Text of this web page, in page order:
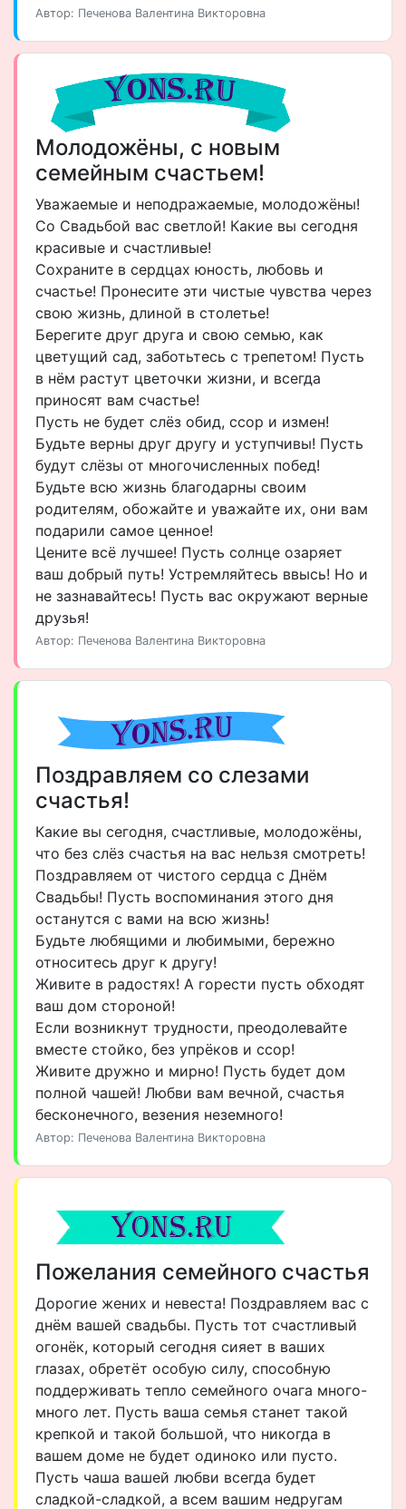
Автор: Печенова Валентина Викторовна
Молодожёны, с новым
семейным счастьем!
Уважаемые и неподражаемые, молодожёны!
Со Свадьбой вас светлой! Какие вы сегодня
красивые и счастливые!
Сохраните в сердцах юность, любовь и
счастье! Пронесите эти чистые чувства через
свою жизнь, длиной в столетье!
Берегите друг друга и свою семью, как
цветущий сад, заботьтесь с трепетом! Пусть
в нём растут цветочки жизни, и всегда
приносят вам счастье!
Пусть не будет слёз обид, ссор и измен!
Будьте верны друг другу и уступчивы! Пусть
будут слёзы от многочисленных побед!
Будьте всю жизнь благодарны своим
родителям, обожайте и уважайте их, они вам
подарили самое ценное!
Цените всё лучшее! Пусть солнце озаряет
ваш добрый путь! Устремляйтесь ввысь! Но и
не зазнавайтесь! Пусть вас окружают верные
друзья!
Автор: Печенова Валентина Викторовна
Поздравляем со слезами
счастья!
Какие вы сегодня, счастливые, молодожёны,
что без слёз счастья на вас нельзя смотреть!
Поздравляем от чистого сердца с Днём
Свадьбы! Пусть воспоминания этого дня
останутся с вами на всю жизнь!
Будьте любящими и любимыми, бережно
относитесь друг к другу!
Живите в радостях! А горести пусть обходят
ваш дом стороной!
Если возникнут трудности, преодолевайте
вместе стойко, без упрёков и ссор!
Живите дружно и мирно! Пусть будет дом
полной чашей! Любви вам вечной, счастья
бесконечного, везения неземного!
Автор: Печенова Валентина Викторовна
Пожелания семейного счастья
Дорогие жених и невеста! Поздравляем вас с
днём вашей свадьбы. Пусть тот счастливый
огонёк, который сегодня сияет в ваших
глазах, обретёт особую силу, способную
поддерживать тепло семейного очага много-
много лет. Пусть ваша семья станет такой
крепкой и такой большой, что никогда в
вашем доме не будет одиноко или пусто.
Пусть чаша вашей любви всегда будет
сладкой-сладкой, а всем вашим недругам